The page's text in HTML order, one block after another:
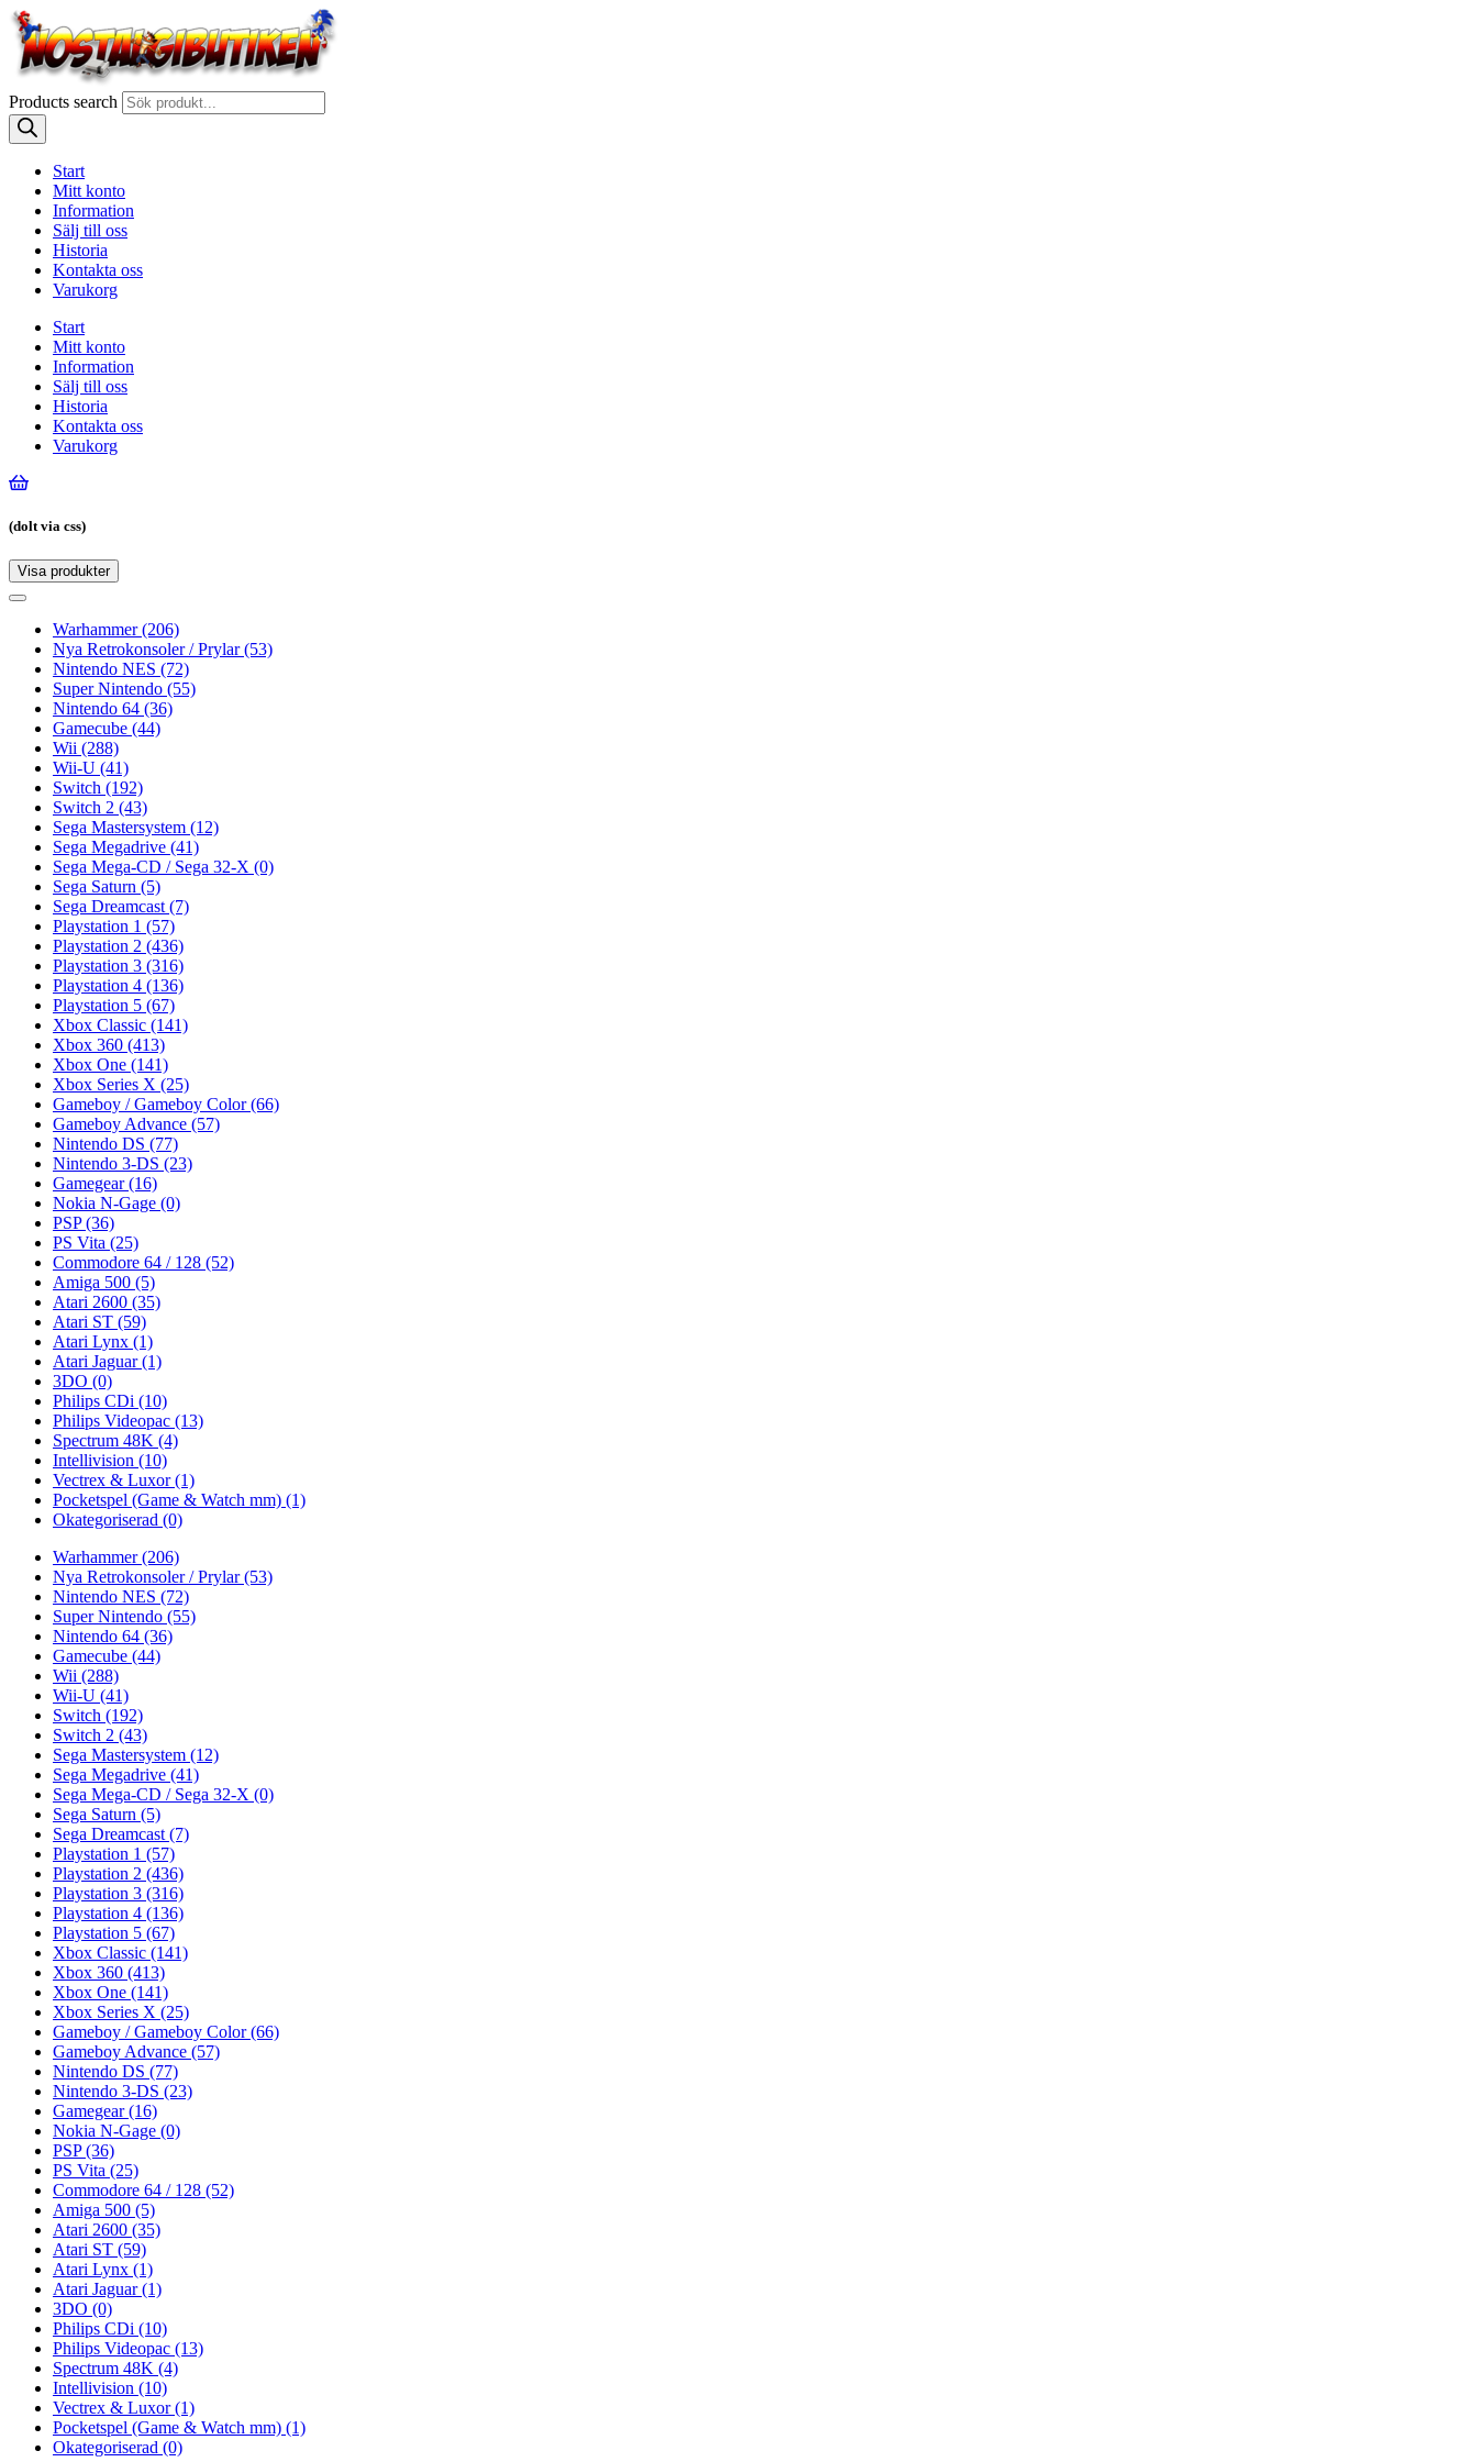
Products search
Start
Mitt konto
Information
Sälj till oss
Historia
Kontakta oss
Varukorg
Start
Mitt konto
Information
Sälj till oss
Historia
Kontakta oss
Varukorg
(dolt via css)
Visa produkter
Toggle
Toggle
navigationWarhammer(206)
Nya Retrokonsoler / Prylar(53)
Nintendo NES (72)
Super Nintendo (55)
Nintendo 64 (36)
Gamecube (44)
Wii (288)
Wii-U (41)
Switch (192)
Switch 2 (43)
Sega Mastersystem (12)
Sega Megadrive (41)
Sega Mega-CD / Sega 32-X (0)
Sega Saturn (5)
Sega Dreamcast (7)
Playstation 1 (57)
Playstation 2 (436)
Playstation 3 (316)
Playstation 4 (136)
Playstation 5 (67)
Xbox Classic (141)
Xbox 360 (413)
Xbox One (141)
Xbox Series X (25)
Gameboy / Gameboy Color(66)
Gameboy Advance (57)
Nintendo DS (77)
Nintendo 3-DS (23)
Gamegear(16)
Nokia N-Gage (0)
PSP(36)
PS Vita (25)
Commodore 64 / 128 (52)
Amiga 500 (5)
Atari 2600 (35)
Atari ST (59)
Atari Lynx (1)
Atari Jaguar(1)
3DO (0)
Philips CDi (10)
Philips Videopac (13)
Spectrum 48K (4)
Intellivision (10)
Vectrex & Luxor(1)
Pocketspel (Game & Watch mm) (1)
Okategoriserad (0)
Warhammer(206)
Nya Retrokonsoler / Prylar(53)
Nintendo NES (72)
Super Nintendo (55)
Nintendo 64 (36)
Gamecube (44)
Wii (288)
Wii-U (41)
Switch (192)
Switch 2 (43)
Sega Mastersystem (12)
Sega Megadrive (41)
Sega Mega-CD / Sega 32-X (0)
Sega Saturn (5)
Sega Dreamcast (7)
Playstation 1 (57)
Playstation 2 (436)
Playstation 3 (316)
Playstation 4 (136)
Playstation 5 (67)
Xbox Classic (141)
Xbox 360 (413)
Xbox One (141)
Xbox Series X (25)
Gameboy / Gameboy Color(66)
Gameboy Advance (57)
Nintendo DS (77)
Nintendo 3-DS (23)
Gamegear(16)
Nokia N-Gage (0)
PSP(36)
PS Vita (25)
Commodore 64 / 128 (52)
Amiga 500 (5)
Atari 2600 (35)
Atari ST (59)
Atari Lynx (1)
Atari Jaguar(1)
3DO (0)
Philips CDi (10)
Philips Videopac (13)
Spectrum 48K (4)
Intellivision (10)
Vectrex & Luxor(1)
Pocketspel (Game & Watch mm) (1)
Okategoriserad (0)